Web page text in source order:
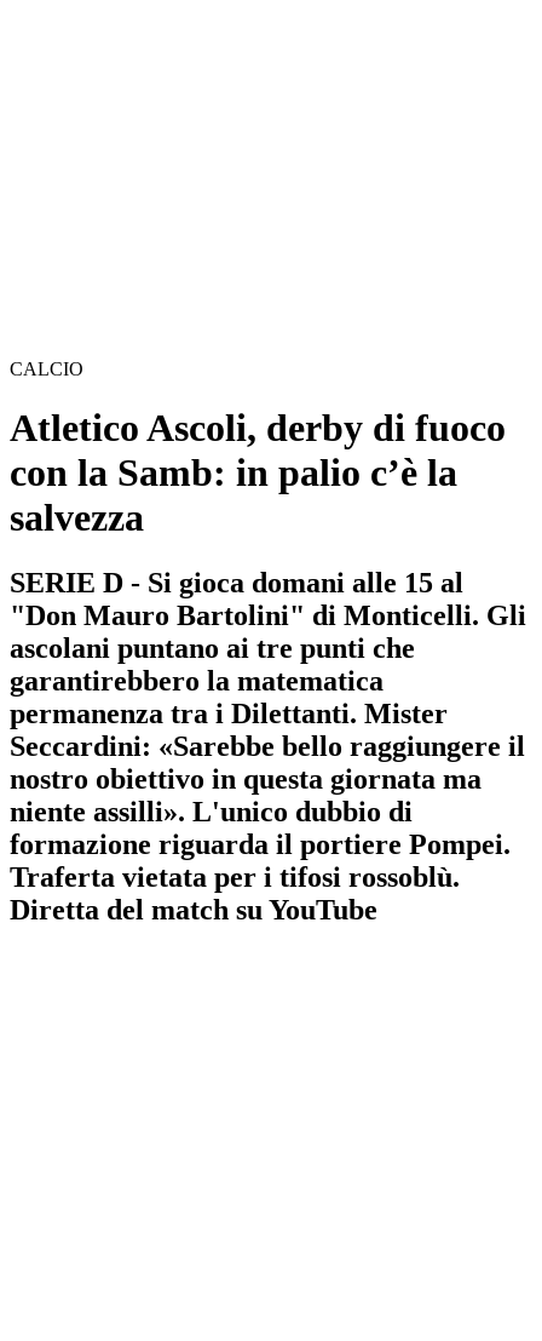
CALCIO
Atletico Ascoli, derby di fuoco
con la Samb: in palio c’è la
salvezza
SERIE D - Si gioca domani alle 15 al
"Don Mauro Bartolini" di Monticelli. Gli
ascolani puntano ai tre punti che
garantirebbero la matematica
permanenza tra i Dilettanti. Mister
Seccardini: «Sarebbe bello raggiungere il
nostro obiettivo in questa giornata ma
niente assilli». L'unico dubbio di
formazione riguarda il portiere Pompei.
Traferta vietata per i tifosi rossoblù.
Diretta del match su YouTube